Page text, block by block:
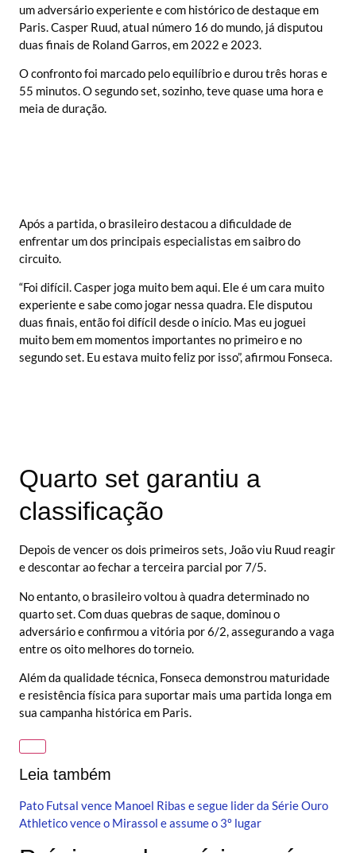
um adversário experiente e com histórico de destaque em
Paris. Casper Ruud, atual número 16 do mundo, já disputou
duas finais de Roland Garros, em 2022 e 2023.
O confronto foi marcado pelo equilíbrio e durou três horas e
55 minutos. O segundo set, sozinho, teve quase uma hora e
meia de duração.
Após a partida, o brasileiro destacou a dificuldade de
enfrentar um dos principais especialistas em saibro do
circuito.
“Foi difícil. Casper joga muito bem aqui. Ele é um cara muito
experiente e sabe como jogar nessa quadra. Ele disputou
duas finais, então foi difícil desde o início. Mas eu joguei
muito bem em momentos importantes no primeiro e no
segundo set. Eu estava muito feliz por isso”, afirmou Fonseca.
Quarto set garantiu a
classificação
Depois de vencer os dois primeiros sets, João viu Ruud reagir
e descontar ao fechar a terceira parcial por 7/5.
No entanto, o brasileiro voltou à quadra determinado no
quarto set. Com duas quebras de saque, dominou o
adversário e confirmou a vitória por 6/2, assegurando a vaga
entre os oito melhores do torneio.
Além da qualidade técnica, Fonseca demonstrou maturidade
e resistência física para suportar mais uma partida longa em
sua campanha histórica em Paris.
Leia também
Pato Futsal vence Manoel Ribas e segue lider da Série Ouro
Athletico vence o Mirassol e assume o 3º lugar